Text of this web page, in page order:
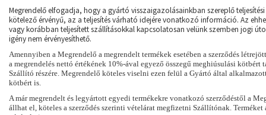
Megrendelő elfogadja, hogy a gyártó visszaigazolásainkban szereplő
kötelező érvényű, az a teljesítés várható idejére vonatkozó információ. Az
vagy korábban teljesített szállításokkal kapcsolatosan velünk szemben jogi
igény nem érvényesíthető.
Amennyiben a Megrendelő a megrendelt termékek esetében a szerződés
a megrendelés nettó értékének 10%-ával egyező összegű meghiúsulási
Szállító részére. Megrendelő köteles viselni ezen felül a Gyártó által
kötbért is.
A már megrendelt és legyártott egyedi termékekre vonatkozó szerződéstől a
állhat el, köteles a szerződés szerinti vételárat megfizetni Szállítónak. Terméket